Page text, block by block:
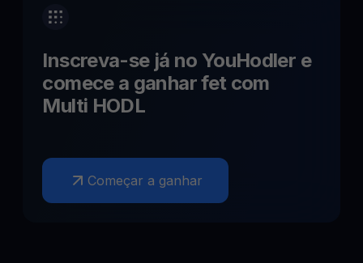
Inscreva-se já no YouHodler e
comece a ganharfet com
Multi HODL
Começar a ganhar